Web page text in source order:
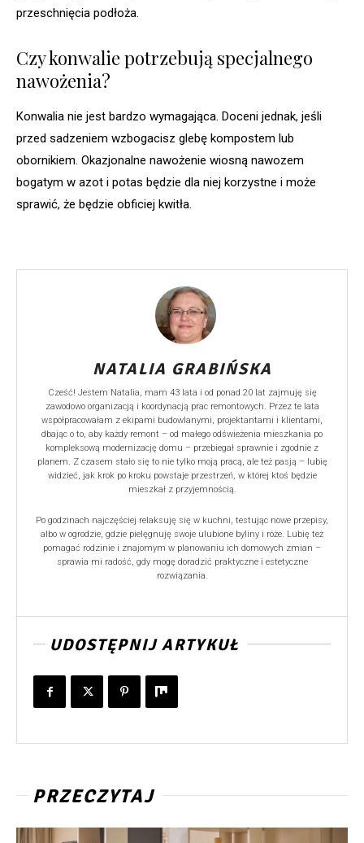
przeschnięcia podłoża.
Czy konwalie potrzebują specjalnego
nawożenia?
Konwalia nie jest bardzo wymagająca. Doceni jednak, jeśli
przed sadzeniem wzbogacisz glebę kompostem lub
obornikiem. Okazjonalne nawożenie wiosną nawozem
bogatym w azot i potas będzie dla niej korzystne i może
sprawić, że będzie obficiej kwitła.
NATALIA GRABIŃSKA
Cześć! Jestem Natalia, mam 43 lata i od ponad 20 lat zajmuję się
zawodowo organizacją i koordynacją prac remontowych. Przez te lata
współpracowałam z ekipami budowlanymi, projektantami i klientami,
dbając o to, aby każdy remont – od małego odświeżenia mieszkania po
kompleksową modernizację domu – przebiegał sprawnie i zgodnie z
planem. Z czasem stało się to nie tylko moją pracą, ale też pasją – lubię
widzieć, jak krok po kroku powstaje przestrzeń, w której ktoś będzie
mieszkał z przyjemnością.
Po godzinach najczęściej relaksuję się w kuchni, testując nowe przepisy,
albo w ogrodzie, gdzie pielęgnuję swoje ulubione byliny i róże. Lubię też
pomagać rodzinie i znajomym w planowaniu ich domowych zmian –
sprawia mi radość, gdy mogę doradzić praktyczne i estetyczne
rozwiązania.
UDOSTĘPNIJ ARTYKUŁ
PRZECZYTAJ